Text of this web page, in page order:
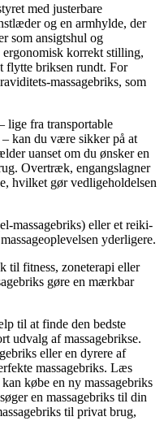
med justerbare
og en armhylde, der
som ansigtshul og
ergonomisk korrekt stilling,
flytte briksen rundt. For
massagebriks, som
lige fra transportable
kan du være sikker på at
uanset om du ønsker en
Overtræk, engangslagner
hvilket gør vedligeholdelsen
massagebriks) eller et reiki-
yderligere.
til fitness, zoneterapi eller
gøre en mærkbar
til at finde den bedste
udvalg af massagebrikse.
eller en dyrere af
massagebriks. Læs
købe en ny massagebriks
en massagebriks til din
til privat brug,